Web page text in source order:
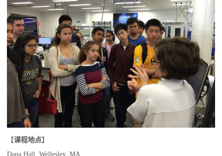
【课程地点】
Dana Hall, Wellesley, MA